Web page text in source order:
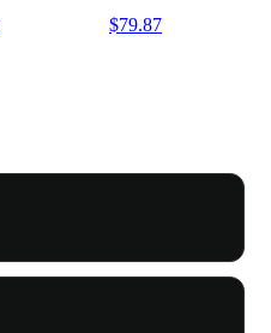
$79.87